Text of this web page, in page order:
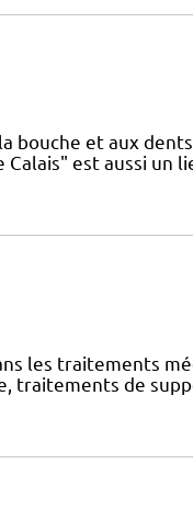
bouche et aux
Calais" est aussi un
les traitements
traitements de